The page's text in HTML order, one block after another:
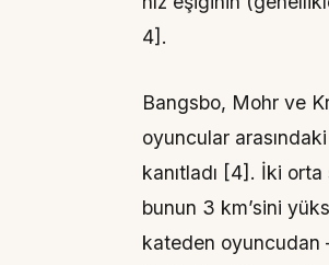
4].
Bangsbo, Mohr ve
oyuncular
kanıtladı [4]. İki orta
bunun 3 km’sini
kateden oyuncudan